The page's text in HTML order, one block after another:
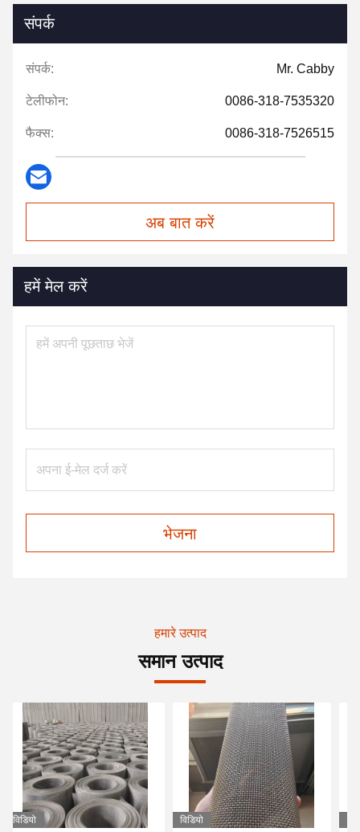
संपर्क
संपर्क: Mr. Cabby
टेलीफोन: 0086-318-7535320
फैक्स: 0086-318-7526515
अब बात करें
हमें मेल करें
भेजना
हमारे उत्पाद
समान उत्पाद
विडियो विडियो